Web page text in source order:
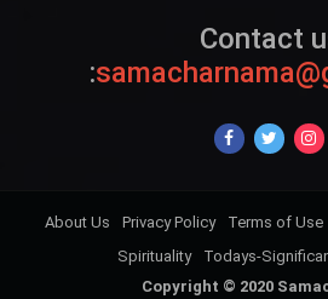
Contact
:
Copyright © 2020
About Us Privacy Policy Terms of Use
Spirituality
Todays-